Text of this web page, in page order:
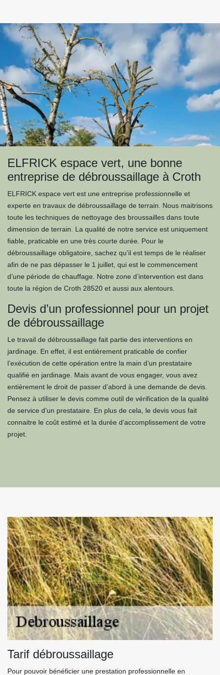
ELFRICK espace vert, une bonne
entreprise de débroussaillage à Croth
ELFRICK espace vert est une entreprise professionnelle et
experte en travaux de débroussaillage de terrain. Nous maitrisons
toute les techniques de nettoyage des broussailles dans toute
dimension de terrain. La qualité de notre service est uniquement
fiable, praticable en une très courte durée. Pour le
débroussaillage obligatoire, sachez qu’il est temps de le réaliser
afin de ne pas dépasser le 1 juillet, qui est le commencement
d’une période de chauffage. Notre zone d’intervention est dans
toute la région de Croth 28520 et aussi aux alentours.
Devis d’un professionnel pour un projet
de débroussaillage
Le travail de débroussaillage fait partie des interventions en
jardinage. En effet, il est entièrement praticable de confier
l’exécution de cette opération entre la main d’un prestataire
qualifié en jardinage. Mais avant de vous engager, vous avez
entièrement le droit de passer d’abord à une demande de devis.
Pensez à utiliser le devis comme outil de vérification de la qualité
de service d’un prestataire. En plus de cela, le devis vous fait
connaitre le coût estimé et la durée d’accomplissement de votre
projet.
Tarif débroussaillage
Pour pouvoir bénéficier une prestation professionnelle en